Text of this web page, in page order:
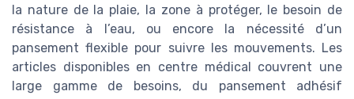
la nature de la plaie, la zone à protéger, le besoin de
résistance à l’eau, ou encore la nécessité d’un
pansement flexible pour suivre les mouvements. Les
articles disponibles en centre médical couvrent une
large gamme de besoins, du pansement adhésif